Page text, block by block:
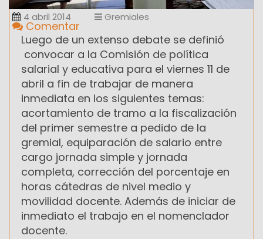
4 abril 2014 Gremiales
Comentar
Luego de un extenso debate se definió
convocar a la Comisión de política
salarial y educativa para el viernes 11 de
abril a fin de trabajar de manera
inmediata en los siguientes temas:
acortamiento de tramo a la fiscalización
del primer semestre a pedido de la
gremial, equiparación de salario entre
cargo jornada simple y jornada
completa, corrección del porcentaje en
horas cátedras de nivel medio y
movilidad docente. Además de iniciar de
inmediato el trabajo en el nomenclador
docente.